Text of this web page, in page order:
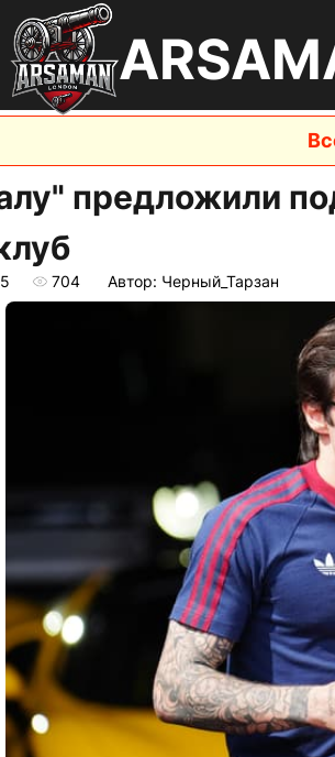
предложили
704 Автор: Черный_Тарзан